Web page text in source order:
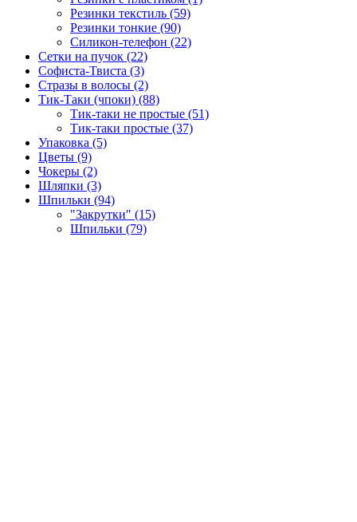
Резинки текстиль (59)
Резинки тонкие (90)
Силикон-телефон (22)
Сетки на пучок (22)
Софиста-Твиста (3)
Стразы в волосы (2)
Тик-Таки (чпоки) (88)
Тик-таки не простые (51)
Тик-таки простые (37)
Упаковка (5)
Цветы (9)
Чокеры (2)
Шляпки (3)
Шпильки (94)
"Закрутки" (15)
Шпильки (79)